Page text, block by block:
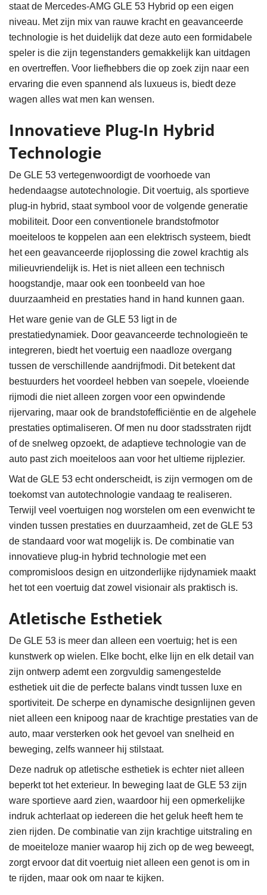
staat de Mercedes-AMG GLE 53 Hybrid op een eigen
niveau. Met zijn mix van rauwe kracht en geavanceerde
technologie is het duidelijk dat deze auto een formidabele
speler is die zijn tegenstanders gemakkelijk kan uitdagen
en overtreffen. Voor liefhebbers die op zoek zijn naar een
ervaring die even spannend als luxueus is, biedt deze
wagen alles wat men kan wensen.
Innovatieve Plug-In Hybrid
Technologie
De GLE 53 vertegenwoordigt de voorhoede van
hedendaagse autotechnologie. Dit voertuig, als sportieve
plug-in hybrid, staat symbool voor de volgende generatie
mobiliteit. Door een conventionele brandstofmotor
moeiteloos te koppelen aan een elektrisch systeem, biedt
het een geavanceerde rijoplossing die zowel krachtig als
milieuvriendelijk is. Het is niet alleen een technisch
hoogstandje, maar ook een toonbeeld van hoe
duurzaamheid en prestaties hand in hand kunnen gaan.
Het ware genie van de GLE 53 ligt in de
prestatiedynamiek. Door geavanceerde technologieën te
integreren, biedt het voertuig een naadloze overgang
tussen de verschillende aandrijfmodi. Dit betekent dat
bestuurders het voordeel hebben van soepele, vloeiende
rijmodi die niet alleen zorgen voor een opwindende
rijervaring, maar ook de brandstofefficiëntie en de algehele
prestaties optimaliseren. Of men nu door stadsstraten rijdt
of de snelweg opzoekt, de adaptieve technologie van de
auto past zich moeiteloos aan voor het ultieme rijplezier.
Wat de GLE 53 echt onderscheidt, is zijn vermogen om de
toekomst van autotechnologie vandaag te realiseren.
Terwijl veel voertuigen nog worstelen om een evenwicht te
vinden tussen prestaties en duurzaamheid, zet de GLE 53
de standaard voor wat mogelijk is. De combinatie van
innovatieve plug-in hybrid technologie met een
compromisloos design en uitzonderlijke rijdynamiek maakt
het tot een voertuig dat zowel visionair als praktisch is.
Atletische Esthetiek
De GLE 53 is meer dan alleen een voertuig; het is een
kunstwerk op wielen. Elke bocht, elke lijn en elk detail van
zijn ontwerp ademt een zorgvuldig samengestelde
esthetiek uit die de perfecte balans vindt tussen luxe en
sportiviteit. De scherpe en dynamische designlijnen geven
niet alleen een knipoog naar de krachtige prestaties van de
auto, maar versterken ook het gevoel van snelheid en
beweging, zelfs wanneer hij stilstaat.
Deze nadruk op atletische esthetiek is echter niet alleen
beperkt tot het exterieur. In beweging laat de GLE 53 zijn
ware sportieve aard zien, waardoor hij een opmerkelijke
indruk achterlaat op iedereen die het geluk heeft hem te
zien rijden. De combinatie van zijn krachtige uitstraling en
de moeiteloze manier waarop hij zich op de weg beweegt,
zorgt ervoor dat dit voertuig niet alleen een genot is om in
te rijden, maar ook om naar te kijken.